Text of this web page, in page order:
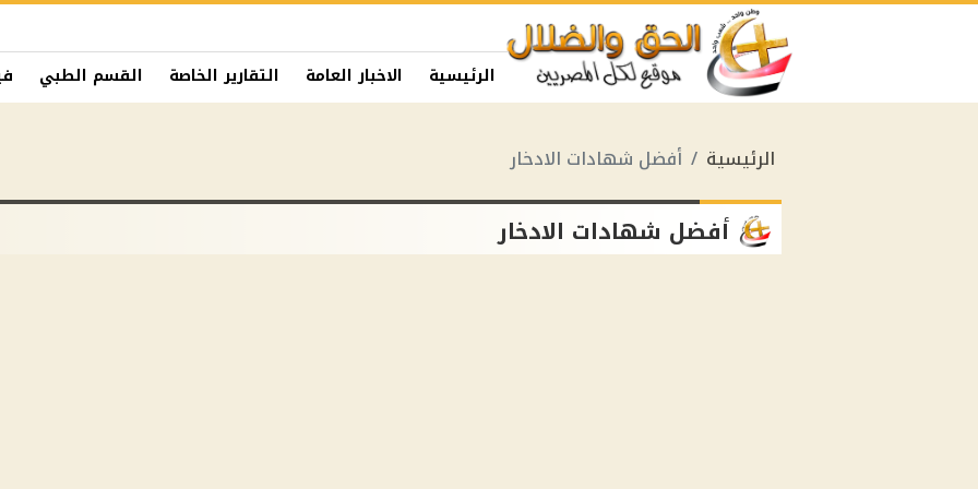
الرئيسية الاخبار العامة التقارير الخاصة القسم الطبي
الرئيسية أفضل شهادات الادخار
أفضل شهادات الادخار